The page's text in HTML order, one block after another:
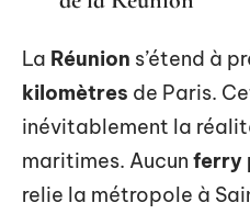
La Réunion s’étend à
kilomètres de Paris.
inévitablement la
maritimes. Aucun ferry
relie la métropole à